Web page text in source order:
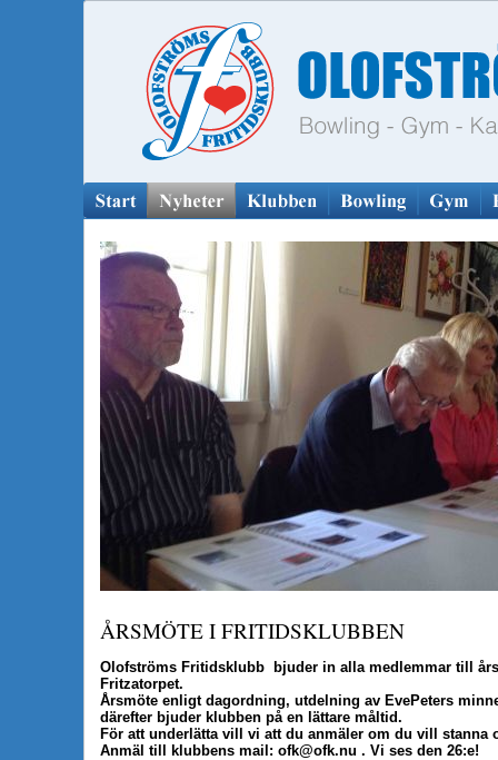
ÅRSMÖTE I FRITIDSKLUBBEN
Olofströms Fritidsklubb bjuder in alla medlemmar till
Fritzatorpet.
Årsmöte enligt dagordning, utdelning av EvePeters
därefter bjuder klubben på en lättare måltid.
För att underlätta vill vi att du anmäler om du vill stanna
Anmäl till klubbens mail: ofk@ofk.nu . Vi ses den 26:e!